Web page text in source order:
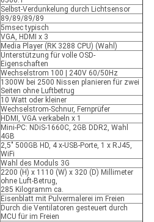
Selbst-Verdunkelung durch Lichtsensor
89/89/89/89
5msec typisch
VGA, HDMI x 3
Media Player (RK 3288 CPU) (Wahl)
Unterstützung für volle OSD-
Eigenschaften
Wechselstrom 100 | 240V 60/50Hz
1300W bei 2500 Nissen planieren für zwei
Seiten ohne Luftbetrug
10 Watt oder kleiner
Wechselstrom-Schnur, Fernprüfer
HDMI, VGA verkabeln x 1
Mini-PC: NDiS-1660C, 2GB DDR2, Wahl
4GB
2,5" 500GB HD, 4 x-USB-Porte, 1 x RJ45,
WiFi
Wahl des Moduls 3G
2200 (H) x 1110 (W) x 320 (D) Millimeter
ohne Luft-Betrug,
285 Kilogramm ca.
Eisenblatt mit Pulvermalerei im Freien
Durch die Ventilatoren gesteuert durch
MCU für im Freien